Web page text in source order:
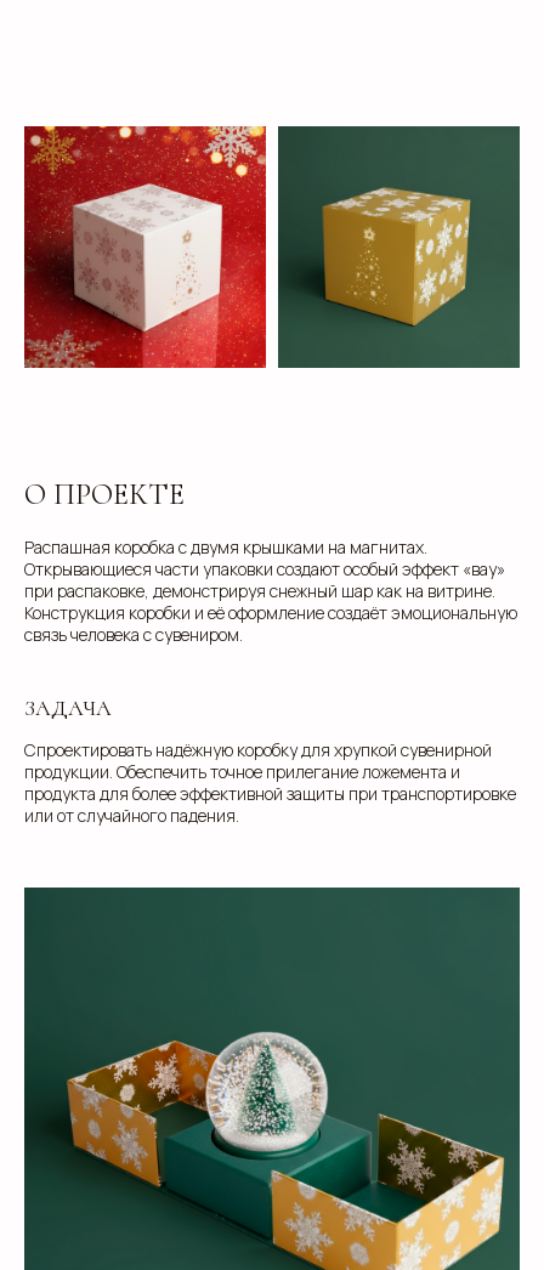
О ПРОЕКТЕ
Распашная коробка с двумя крышками на магнитах.
Открывающиеся части упаковки создают особый эффект «вау»
при распаковке, демонстрируя снежный шар как на витрине.
Конструкция коробки и её оформление создаёт эмоциональную
связь человека с сувениром.
ЗАДАЧА
Спроектировать надёжную коробку для хрупкой сувенирной
продукции. Обеспечить точное прилегание ложемента и
продукта для более эффективной защиты при транспортировке
или от случайного падения.